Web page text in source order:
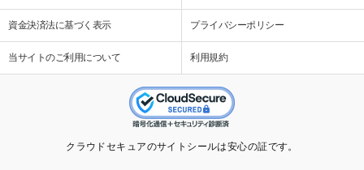
資金決済法に基づく表示 プライバシーポリシー
当サイトのご利用について 利用規約
クラウドセキュアのサイトシールは安心の証です。